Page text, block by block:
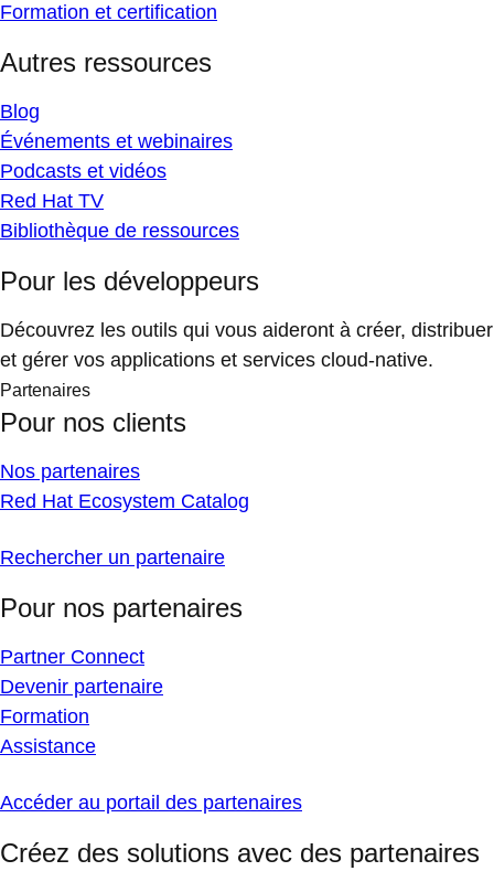
Formation et certification
Autres ressources
Blog
Événements et webinaires
Podcasts et vidéos
Red Hat TV
Bibliothèque de ressources
Pour les développeurs
Découvrez les outils qui vous aideront à créer, distribuer
et gérer vos applications et services cloud-native.
Partenaires
Pour nos clients
Nos partenaires
Red Hat Ecosystem Catalog
Rechercher un partenaire
Pour nos partenaires
Partner Connect
Devenir partenaire
Formation
Assistance
Accéder au portail des partenaires
Créez des solutions avec des partenaires